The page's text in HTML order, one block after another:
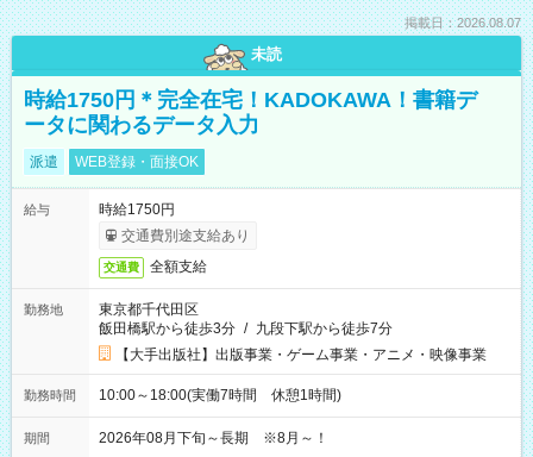
掲載日：2026.08.07
未読
時給1750円＊完全在宅！KADOKAWA！書籍デ
ータに関わるデータ入力
派遣 WEB登録・面接OK
給与
時給1750円
交通費別途支給あり
交通費 全額支給
勤務地
東京都千代田区
飯田橋駅から徒歩3分 / 九段下駅から徒歩7分
【大手出版社】出版事業・ゲーム事業・アニメ・映像事業
勤務時間 10:00～18:00(実働7時間 休憩1時間)
期間 2026年08月下旬～長期 ※8月～！